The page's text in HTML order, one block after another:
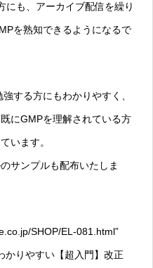
にも、アーカイブ配信を繰り
を熟知できるようになるで
する方にもわかりやすく、
にGMPを理解されている方
います。
サンプルも配布いたしま
SHOP/EL-081.html”
かりやすい【超入門】改正